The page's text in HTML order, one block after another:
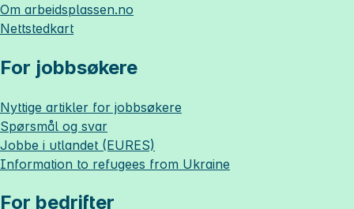
Om arbeidsplassen.no
Nettstedkart
For jobbsøkere
Nyttige artikler for jobbsøkere
Spørsmål og svar
Jobbe i utlandet (EURES)
Information to refugees from Ukraine
For bedrifter